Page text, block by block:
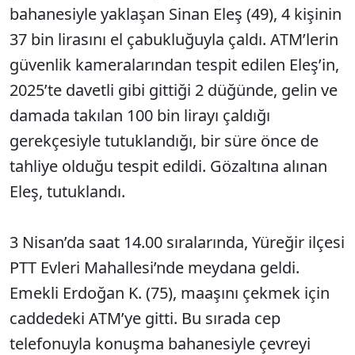
bahanesiyle yaklaşan Sinan Eleş (49), 4 kişinin
37 bin lirasını el çabukluğuyla çaldı. ATM’lerin
güvenlik kameralarından tespit edilen Eleş’in,
2025’te davetli gibi gittiği 2 düğünde, gelin ve
damada takılan 100 bin lirayı çaldığı
gerekçesiyle tutuklandığı, bir süre önce de
tahliye olduğu tespit edildi. Gözaltına alınan
Eleş, tutuklandı.
3 Nisan’da saat 14.00 sıralarında, Yüreğir ilçesi
PTT Evleri Mahallesi’nde meydana geldi.
Emekli Erdoğan K. (75), maaşını çekmek için
caddedeki ATM’ye gitti. Bu sırada cep
telefonuyla konuşma bahanesiyle çevreyi